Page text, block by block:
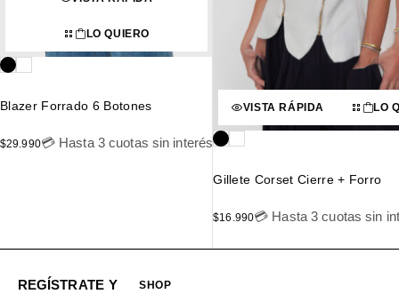
LO QUIERO
Blazer Forrado 6 Botones
$29.990💳 Hasta 3 cuotas sin interés
VISTA RÁPIDA LO
Gillete Corset Cierre + Forro
$16.990💳 Hasta 3 cuotas sin
REGÍSTRATE Y
SHOP